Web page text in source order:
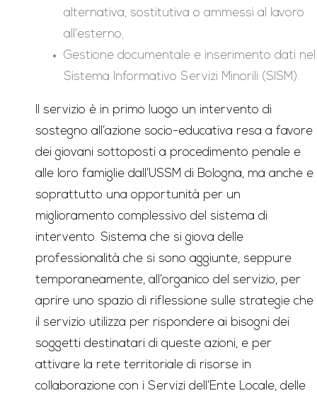
alternativa, sostitutiva o ammessi al lavoro
all’esterno;
Gestione documentale e inserimento dati nel
Sistema Informativo Servizi Minorili (SISM).
Il servizio è in primo luogo un intervento di
sostegno all’azione socio-educativa resa a favore
dei giovani sottoposti a procedimento penale e
alle loro famiglie dall’USSM di Bologna, ma anche e
soprattutto una opportunità per un
miglioramento complessivo del sistema di
intervento. Sistema che si giova delle
professionalità che si sono aggiunte, seppure
temporaneamente, all’organico del servizio, per
aprire uno spazio di riflessione sulle strategie che
il servizio utilizza per rispondere ai bisogni dei
soggetti destinatari di queste azioni, e per
attivare la rete territoriale di risorse in
collaborazione con i Servizi dell’Ente Locale, delle